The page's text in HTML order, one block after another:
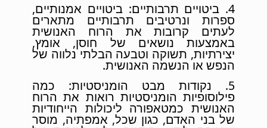
4. ביטויים תרבותיים: ביטויים אמנותיים,
ספרות ונרטיבים תרבותיים מתארים
לעתים קרובות את הרוח האנושית
באמצעות נושאים של חוסן, אומץ,
יצירתיות, תשוקה וטבעה הבלתי נלווה של
הנפש או הנשמה האנושית.
5. נקודות מבט הומניסטיות: כמה
פילוסופיות הומניסטיות רואות את הרוח
האנושית כמטאפורה ליכולות הייחודיות
של בני האדם, כגון שכל, אמפתיה, מוסר